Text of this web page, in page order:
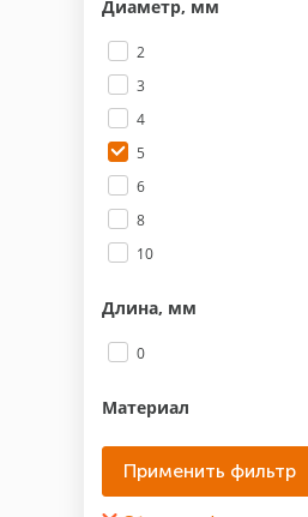
Диаметр, мм
2
3
4
5
6
8
10
Длина, мм
0
Материал
Нержавеющая сталь А4